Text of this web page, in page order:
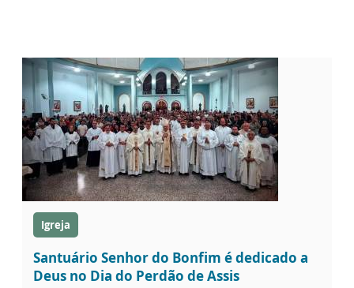
Igreja
Santuário Senhor do Bonfim é dedicado a
Deus no Dia do Perdão de Assis